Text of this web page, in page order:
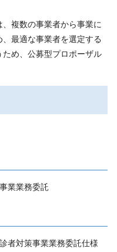
複数の事業者から事業に
最適な事業者を選定する
め、公募型プロポーザル
業業務委託
者対策事業業務委託仕様